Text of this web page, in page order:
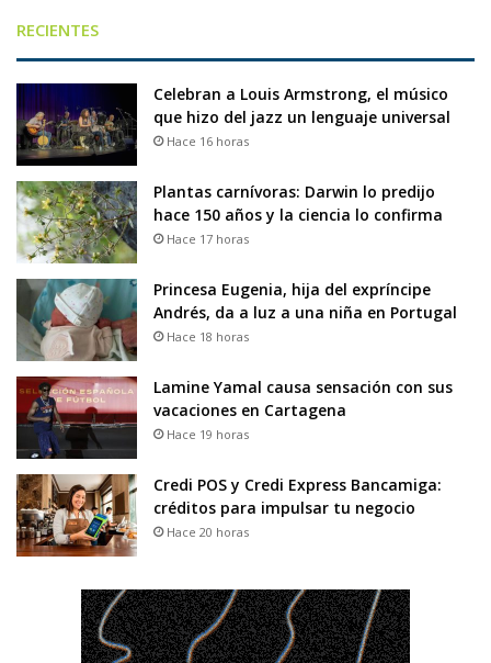
RECIENTES
Celebran a Louis Armstrong, el músico
que hizo del jazz un lenguaje universal
Hace 16 horas
Plantas carnívoras: Darwin lo predijo
hace 150 años y la ciencia lo confirma
Hace 17 horas
Princesa Eugenia, hija del expríncipe
Andrés, da a luz a una niña en Portugal
Hace 18 horas
Lamine Yamal causa sensación con sus
vacaciones en Cartagena
Hace 19 horas
Credi POS y Credi Express Bancamiga:
créditos para impulsar tu negocio
Hace 20 horas